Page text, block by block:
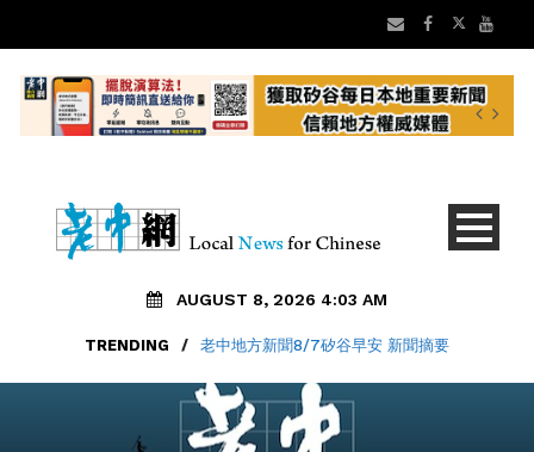
AUGUST 8, 2026 4:03 AM
TRENDING / 老中地方新聞8/7矽谷早安 新聞摘要